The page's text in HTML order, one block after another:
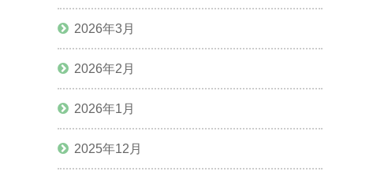
2026年3月
2026年2月
2026年1月
2025年12月